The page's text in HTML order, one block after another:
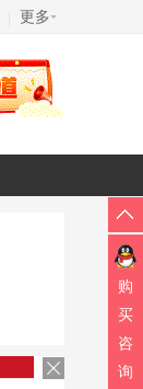
更多
购
买
咨
询